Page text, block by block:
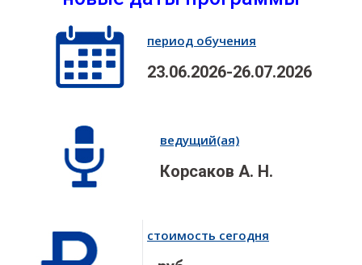
период обучения
23.06.2026-26.07.2026
ведущий(ая)
Корсаков А. Н.
стоимость сегодня